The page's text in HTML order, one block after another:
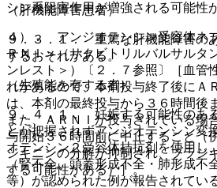
シン系阻害作用が増強される可能性
４）． アンジオテンシン受容体ネ
ＲＮＩ＞（サクビトリルバルサルタ
ンレスト＞）〔２．７参照〕［血管
れがあるので、本剤投与終了後にＡ
は、本剤の最終投与から３６時間後
また、ＡＲＮＩが投与されている場
与開始３６時間前に中止すること（
ジキニンの分解が抑制され、ブラジ
する可能性がある）］。
（肝機能障害患者）
９．３．１． 重篤な肝機能障害の
するおそれがある。
（生殖能を有する者）
９．４．１． 妊娠する可能性のあ
とが把握されずアンジオテンシン変
オテンシン２受容体拮抗剤を使用し
（腎不全、頭蓋形成不全・肺形成不
等）が認められた例が報告されてい